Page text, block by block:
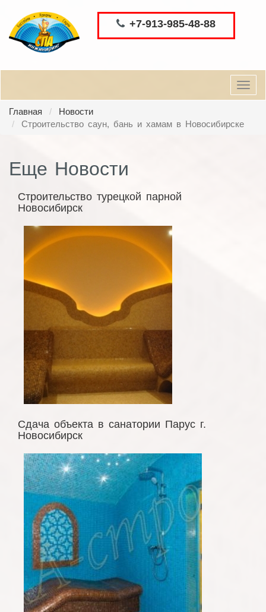
+7-913-985-48-88
Главная
Новости
Строительство саун, бань и хамам в Новосибирске
Еще Новости
Строительство турецкой парной
Новосибирск
Сдача объекта в санатории Парус г.
Новосибирск